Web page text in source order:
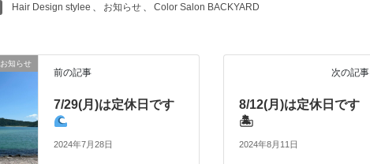
Hair Design stylee お知らせ Color Salon BACKYARD
お知らせ
前の記事
7/29(月)は定休日です
2024年7月28日
次の記事
8/12(月)は定休日です
🏝
2024年8月11日